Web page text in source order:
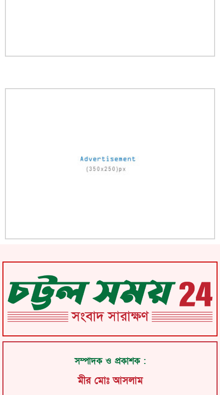
সম্পাদক ও প্রকাশক :
মীর মোঃ আসলাম